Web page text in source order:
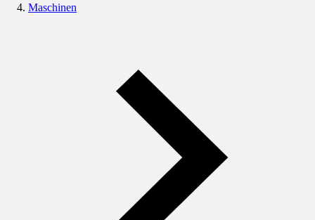
Maschinen